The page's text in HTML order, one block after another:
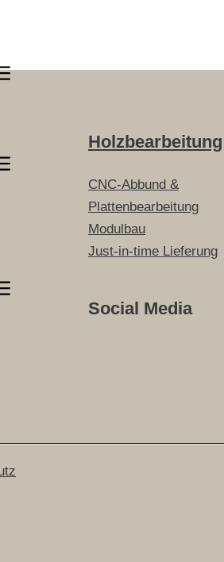
Holzbearbeitung
CNC-Abbund &
Plattenbearbeitung
Modulbau
Just-in-time Lieferung
Social Media